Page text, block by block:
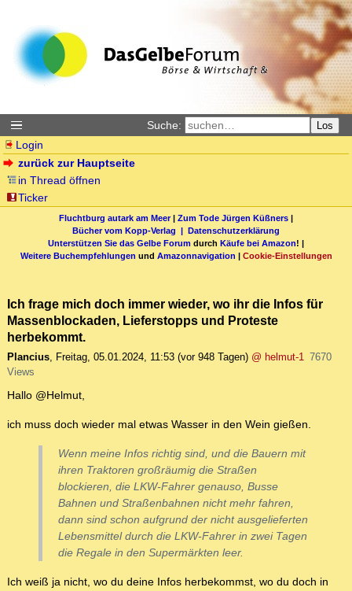
Suche: Los
Login
zurück zur Hauptseite
in Thread öffnen
Ticker
Fluchtburg autark am Meer| Zum Tode Jürgen Küßners |
Bücher vom Kopp-Verlag | Datenschutzerklärung
Unterstützen Sie das Gelbe Forum durch Käufe bei Amazon! |
Weitere Buchempfehlungen und Amazonnavigation | Cookie-Einstellungen
Ich frage mich doch immer wieder, wo ihr die Infos für
Massenblockaden, Lieferstopps und Proteste
herbekommt.
Plancius, Freitag, 05.01.2024, 11:53 (vor 948 Tagen) @ helmut-1 7670
Views
Hallo @Helmut,
ich muss doch wieder mal etwas Wasser in den Wein gießen.
Wenn meine Infos richtig sind, und die Bauern mit
ihren Traktoren großräumig die Straßen
blockieren, die LKW-Fahrer genauso, Busse
Bahnen und Straßenbahnen nicht mehr fahren,
dann sind schon aufgrund der nicht ausgelieferten
Lebensmittel durch die LKW-Fahrer in zwei Tagen
die Regale in den Supermärkten leer.
Ich weiß ja nicht, wo du deine Infos herbekommst, wo du doch in